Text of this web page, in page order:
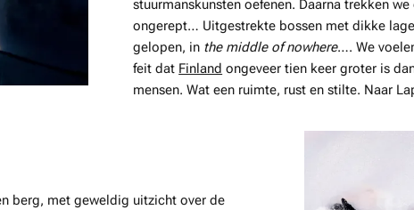
stuurmanskunsten oefenen. Daarna trekken
ongerept… Uitgestrekte bossen met dikke
gelopen, in the middle of nowhere…. We
feit dat Finland ongeveer tien keer groter is
mensen. Wat een ruimte, rust en stilte. Naar
berg, met geweldig uitzicht over de